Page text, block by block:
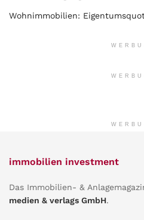
Wohnimmobilien:
immobilien investment
Das Immobilien- &
medien & verlags GmbH.